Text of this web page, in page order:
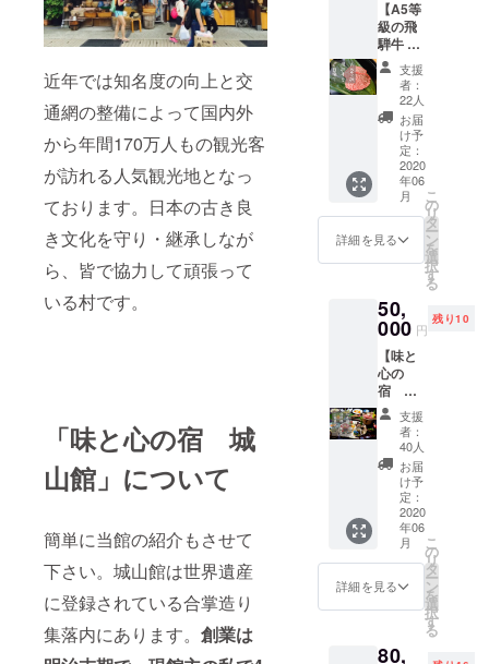
近年では知名度の向上と交
通網の整備によって国内外
から年間170万人もの観光客
が訪れる人気観光地となっ
ております。日本の古き良
き文化を守り・継承しなが
ら、皆で協力して頑張って
いる村です。
「味と心の宿 城
山館」について
簡単に当館の紹介もさせて
下さい。城山館は世界遺産
に登録されている合掌造り
集落内にあります。 創業は
ケット
などは
届きま
せん。
予約方
法につ
いては
後日
メール
にて送
らせて
頂きま
す。 ※
リター
ンや宿
泊につ
質問・
お問合
せは、
shiroya
makan
@gmail
.com ま
で気軽
にご連
絡下さ
い。
援をご
希望の
方は
メール
にてご
相談下
さい。
shiroya
makan
@gmail
.com
合、蟻
原のお
ばちゃ
んの古
代米1
袋、宮
部豆腐
さんの
油揚げ2
袋、白
川郷の
おばあ
ちゃん
の漬物1
味噌1
本、白
川郷の
湧き水
500ml
、 ※生
産状況
によっ
て内容
が変更
になる
場合が
ありま
す。 ※
生もの
れるた
め発送
なりま
のセッ
トで
す。ご
自宅で
の晩酌
にピッ
タリ。
牛ホル
モンや
けい
ちゃん
はご飯
のおか
ずにも
醸・結
心（ゆ
いごこ
ろ）1本
（200m
l）、飛
騨牛食
べ処て
んから
さんの
牛ホル
モン1
袋、飛
騨牛食
べ処て
んから
さんの
ちゃん1
※「けい
【A5等
級の飛
騨牛 +
白川郷
ご飯う
まうま
セット
+ 白川
郷の風
景の御
礼状を
お送り
しま
す】 人
気の飛
騨牛の
も最高
ランク
のA5等
級品を
メイン
に、白
川郷産
品をセ
レクト
してお
送り致
しま
す。ご
自宅に
いなが
ら、最
高の贅
●飛騨牛
支援
者：
22人
お届
け予
定：
2020
年06
月
詳細を見る
こ
の
リ
タ
ー
ン
を
選
択
す
る
50,
000 円
残り10
【味と
心の
宿 城
山館
ペア一
泊二食
付き飛
騨牛ス
テーキ
会席プ
ランご
招待券
+ 湧き
水を好
きなだ
けお土
白川郷
支援
者：
40人
お届
け予
定：
2020
年06
月
詳細を見る
こ
の
リ
タ
ー
ン
を
選
択
す
る
80,